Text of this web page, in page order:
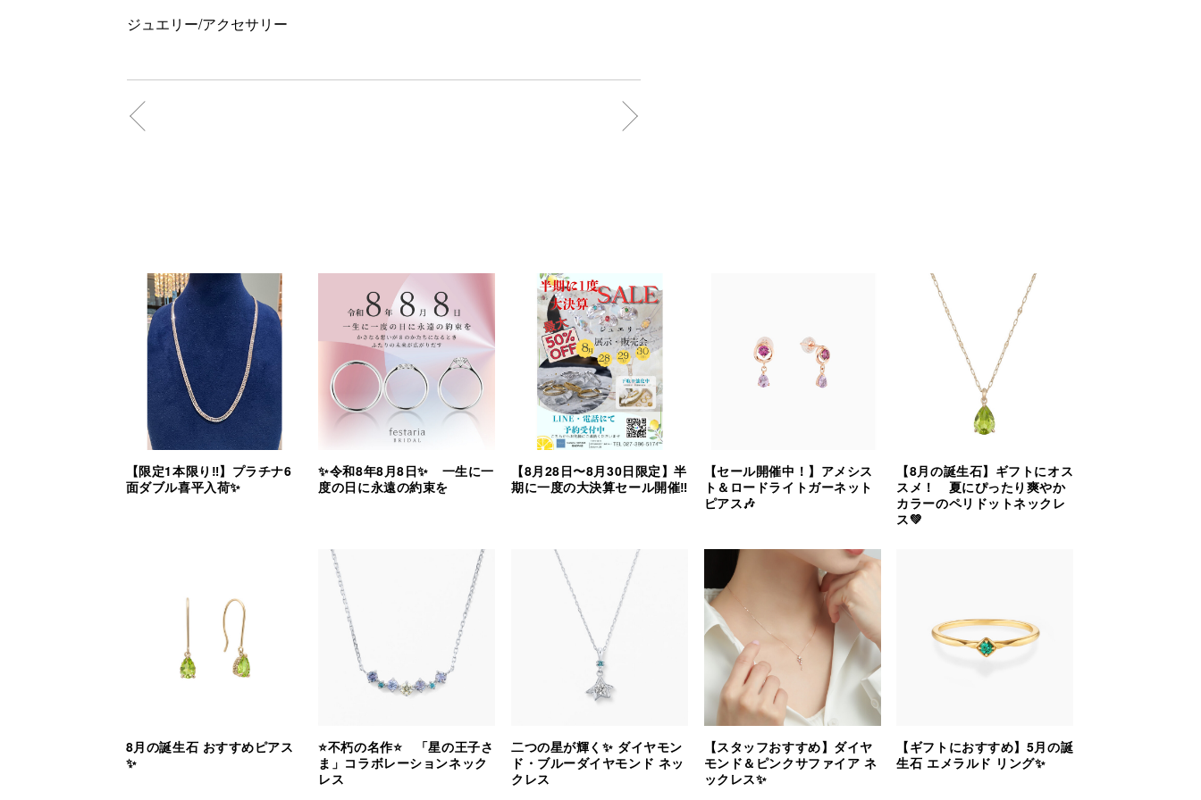
ジュエリー/アクセサリー
【限定1本限り‼︎】プラチナ6
面ダブル喜平入荷✨
✨令和8年8月8日✨ 一生に一
度の日に永遠の約束を
【8月28日〜8月30日限定】半
期に一度の大決算セール開催‼︎
【セール開催中！】アメシス
ト＆ロードライトガーネット
ピアス🎶
【8月の誕生石】ギフトにオス
スメ！ 夏にぴったり爽やか
カラーのペリドットネックレ
ス💚
8月の誕生石 おすすめピアス
✨
⭐️不朽の名作⭐️ 「星の王子さ
ま」コラボレーションネック
レス
二つの星が輝く✨ ダイヤモン
ド・ブルーダイヤモンド ネッ
クレス
【スタッフおすすめ】ダイヤ
モンド＆ピンクサファイア ネ
ックレス✨
【ギフトにおすすめ】5月の誕
生石 エメラルド リング✨